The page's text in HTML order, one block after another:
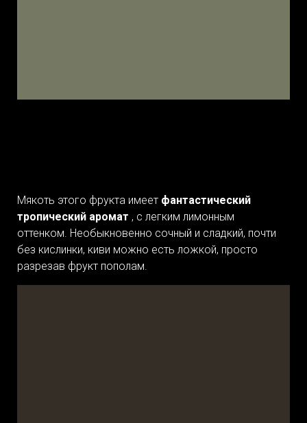
Мякоть этого фрукта имеет фантастический
тропический аромат , с легким лимонным
оттенком. Необыкновенно сочный и сладкий, почти
без кислинки, киви можно есть ложкой, просто
разрезав фрукт пополам.